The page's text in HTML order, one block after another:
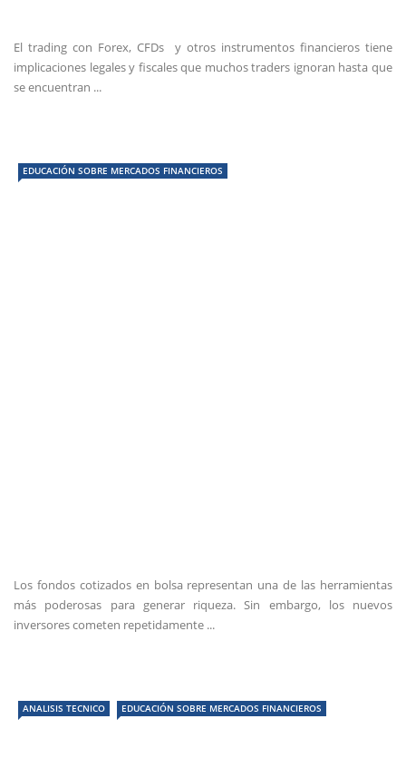
El trading con Forex, CFDs y otros instrumentos financieros tiene
implicaciones legales y fiscales que muchos traders ignoran hasta que
se encuentran ...
EDUCACIÓN SOBRE MERCADOS FINANCIEROS
Los fondos cotizados en bolsa representan una de las herramientas
más poderosas para generar riqueza. Sin embargo, los nuevos
inversores cometen repetidamente ...
ANALISIS TECNICO EDUCACIÓN SOBRE MERCADOS FINANCIEROS